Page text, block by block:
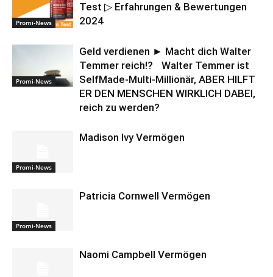
Promi-News
Test ▷ Erfahrungen & Bewertungen
2024
Promi-News
Geld verdienen ► Macht dich Walter
Temmer reich!? Walter Temmer ist
SelfMade-Multi-Millionär, ABER HILFT
ER DEN MENSCHEN WIRKLICH DABEI,
reich zu werden?
Promi-News
Madison Ivy Vermögen
Promi-News
Patricia Cornwell Vermögen
Naomi Campbell Vermögen